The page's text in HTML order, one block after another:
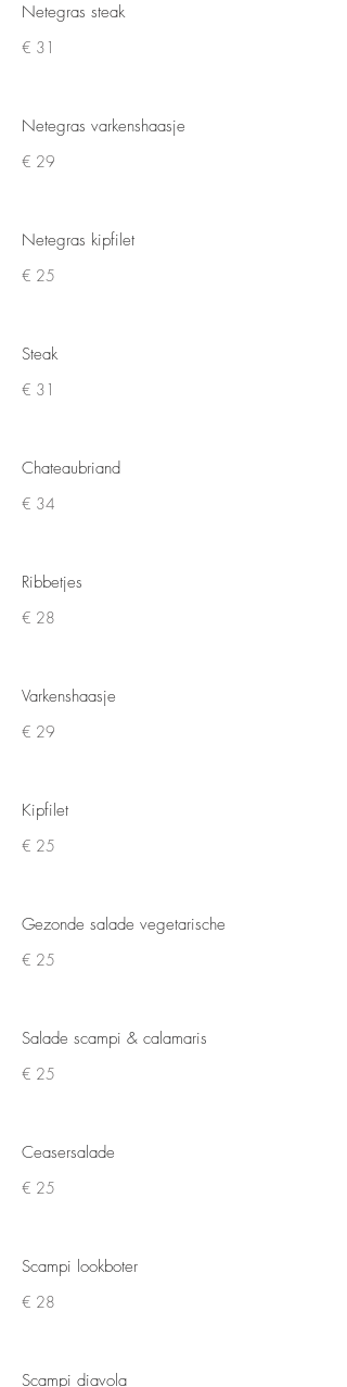
Netegras steak
€ 31
Netegras varkenshaasje
€ 29
Netegras kipfilet
€ 25
Steak
€ 31
Chateaubriand
€ 34
Ribbetjes
€ 28
Varkenshaasje
€ 29
Kipfilet
€ 25
Gezonde salade vegetarische
€ 25
Salade scampi & calamaris
€ 25
Ceasersalade
€ 25
Scampi lookboter
€ 28
Scampi diavola